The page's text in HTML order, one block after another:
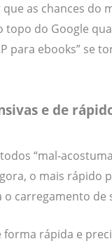
as chances do
topo do Google
para ebooks” se
e de
“mal-
o mais rápido
carregamento de
forma rápida e